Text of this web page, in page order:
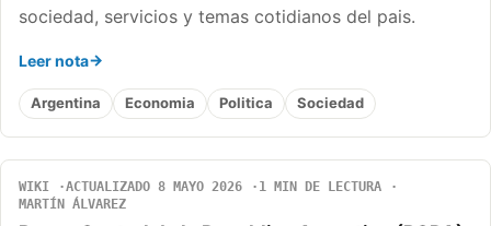
sociedad, servicios y temas cotidianos del pais.
Leer nota
Argentina Economia Politica Sociedad
WIKI ACTUALIZADO 8 MAYO 2026
1 MIN DE LECTURA
MARTÍN ÁLVAREZ